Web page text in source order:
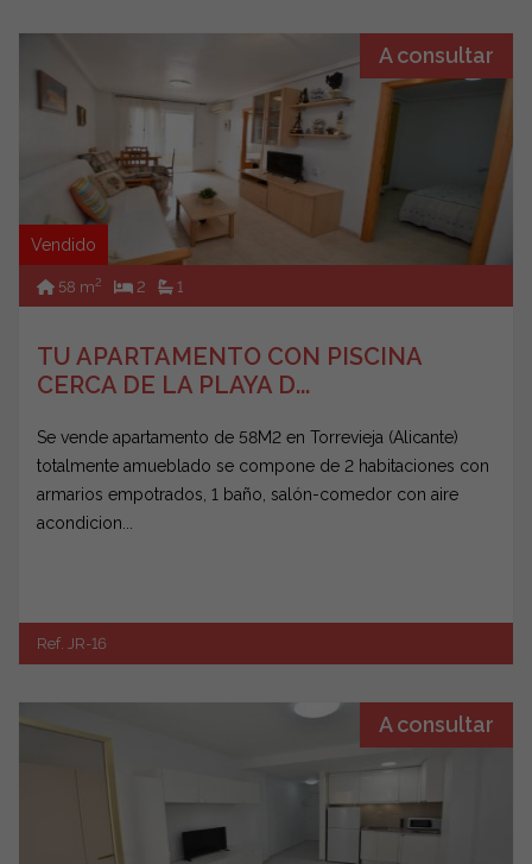
A consultar
Vendido
58 m2 2 1
TU APARTAMENTO CON PISCINA
CERCA DE LA PLAYA D...
Se vende apartamento de 58M2 en Torrevieja (Alicante)
totalmente amueblado se compone de 2 habitaciones con
armarios empotrados, 1 baño, salón-comedor con aire
acondicion...
Ref. JR-16
A consultar